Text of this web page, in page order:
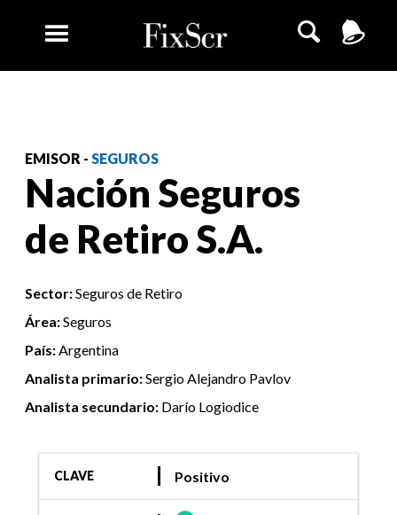
EMISOR -SEGUROS
Nación Seguros
de Retiro S.A.
Sector:Seguros de Retiro
Área:Seguros
País:Argentina
Analista primario:Sergio Alejandro Pavlov
Analista secundario: Darío Logiodice
CLAVE Positivo